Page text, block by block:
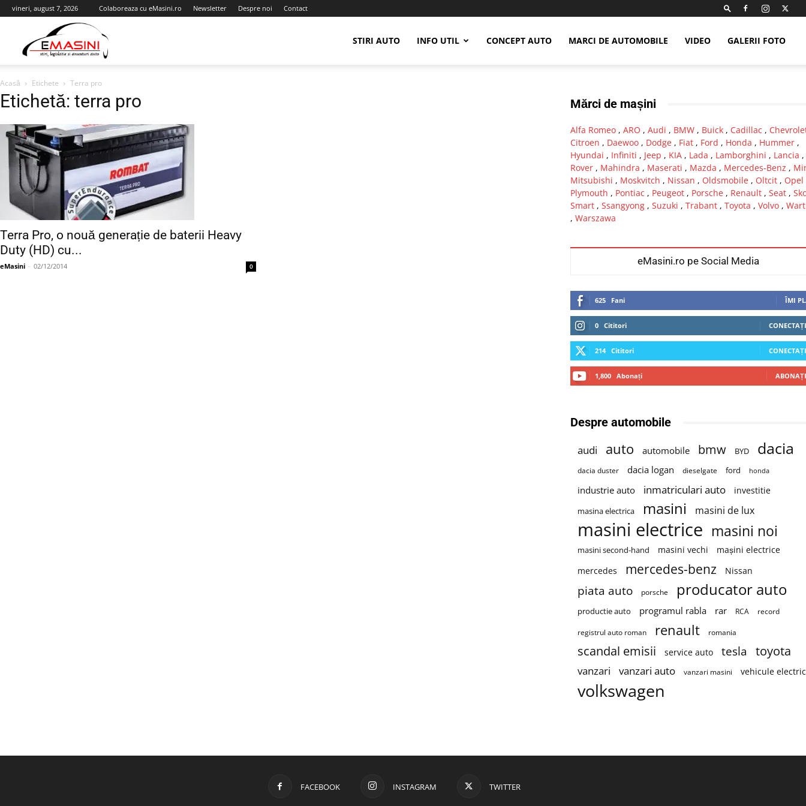
vineri, august 7, 2026 Colaboreaza cu eMasini.ro Newsletter Despre noi Contact
STIRI AUTO INFO UTIL CONCEPT AUTO MARCI DE AUTOMOBILE VIDEO GALERII FOTO
Acasă Etichete Terra pro
Etichetă: terra pro
Terra Pro, o nouă generație de baterii Heavy
Duty (HD) cu...
eMasini - 02/12/2014 0
Mărci de mașini
Alfa Romeo, ARO , Audi , BMW, Buick, Cadillac ,
Citroen , Daewoo, Dodge, Fiat, Ford , Honda , Hummer,
Hyundai , Infiniti , Jeep , KIA, Lada , Lamborghini , Lancia ,
Rover, Mahindra , Maserati , Mazda , Mercedes-Benz ,
Mitsubishi , Moskvitch , Nissan , Oldsmobile, Oltcit, Opel
Plymouth , Pontiac , Peugeot, Porsche, Renault, Seat,
Smart, Ssangyong, Suzuki , Trabant, Toyota , Volvo,
, Warszawa
eMasini.ro pe Social Media
625 Fani ÎMI
0 Cititori
214 Cititori
1,800 Abonați
Despre automobile
audi auto automobile bmw BYD dacia
dacia duster dacia logan dieselgate ford honda
industrie auto inmatriculari auto investitie
masina electrica masini masini de lux
masini electrice masini noi
masini second-hand masini vechi
mașini electrice
mercedes
mercedes-benz Nissan
piata auto porsche producator auto
productie auto programul rabla rar RCA record
registrul auto roman renault romania
scandal emisii service auto tesla toyota
vanzari vanzari auto vanzari masini vehicule
volkswagen
FACEBOOK INSTAGRAM TWITTER